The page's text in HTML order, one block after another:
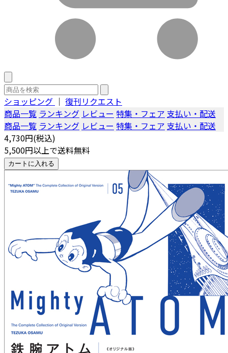
ショッピング ｜ 復刊リクエスト
商品一覧 ランキング レビュー 特集・フェア 支払い・配送
商品一覧 ランキング レビュー 特集・フェア 支払い・配送
4,730円(税込)
5,500円以上で送料無料
カートに入れる